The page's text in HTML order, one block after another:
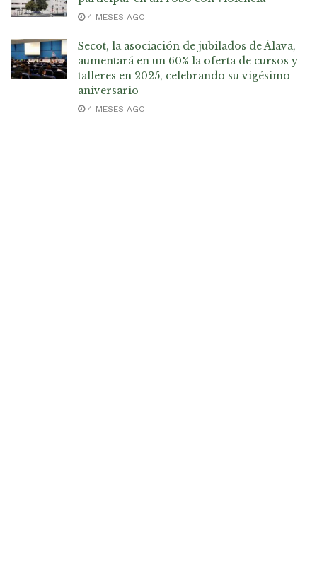
4 MESES AGO
Secot, la asociación de jubilados de Álava,
aumentará en un 60% la oferta de cursos y
talleres en 2025, celebrando su vigésimo
aniversario
4 MESES AGO